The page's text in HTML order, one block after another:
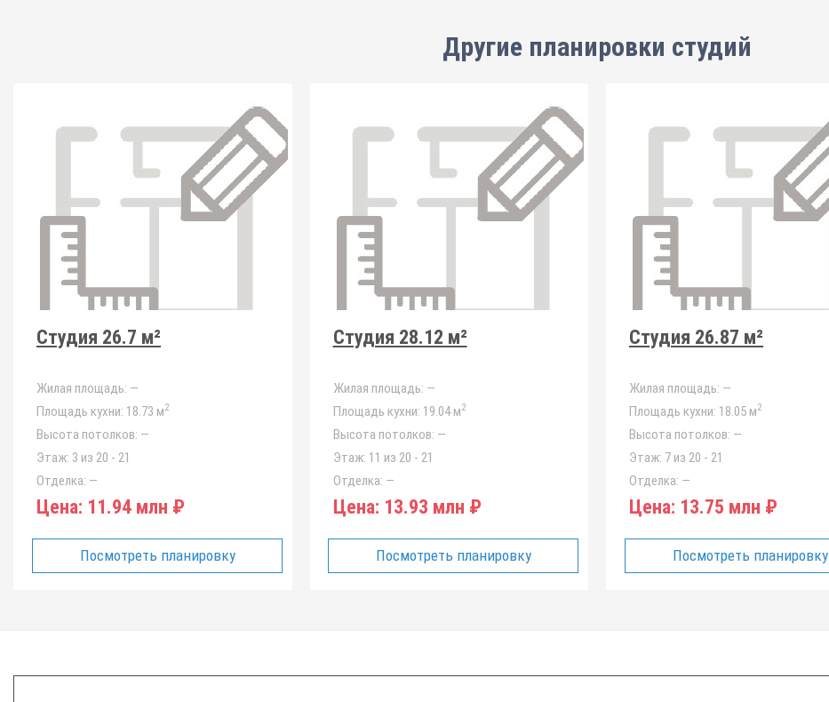
Другие планировки студий
Студия 26.7 м²
Жилая площадь: —
Площадь кухни: 18.73 м2
Высота потолков: —
Этаж: 3 из 20 - 21
Отделка: —
Цена: 11.94 млн ₽
Посмотреть планировку
Студия 28.12 м²
Жилая площадь: —
Площадь кухни: 19.04 м2
Высота потолков: —
Этаж: 11 из 20 - 21
Отделка: —
Цена: 13.93 млн ₽
Посмотреть планировку
Студия 26.87 м²
Жилая площадь: —
Площадь кухни: 18.05 м2
Высота потолков: —
Этаж: 7 из 20 - 21
Отделка: —
Цена: 13.75 млн ₽
Посмотреть планировку